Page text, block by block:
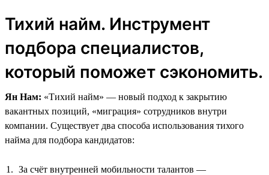
Тихий найм. Инструмент
подбора специалистов,
который поможет сэкономить.
Ян Нам: «Тихий найм» — новый подход к закрытию
вакантных позиций, «миграция» сотрудников внутри
компании. Существует два способа использования тихого
найма для подбора кандидатов:
За счёт внутренней мобильности талантов —